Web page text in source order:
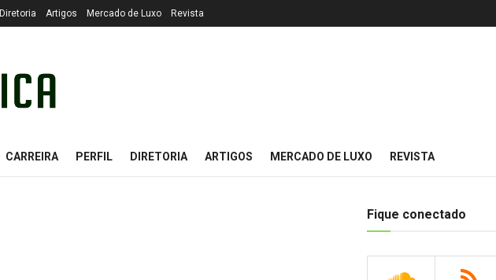
Diretoria Artigos Mercado de Luxo Revista
CARREIRA PERFIL DIRETORIA ARTIGOS MERCADO DE LUXO REVISTA
Fique conectado